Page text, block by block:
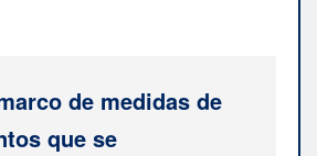
de medidas de
que se